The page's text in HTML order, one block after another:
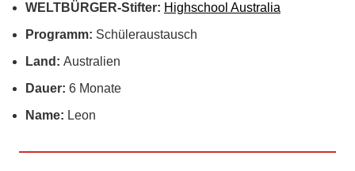
WELTBÜRGER-Stifter: Highschool Australia
Programm: Schüleraustausch
Land: Australien
Dauer: 6 Monate
Name: Leon